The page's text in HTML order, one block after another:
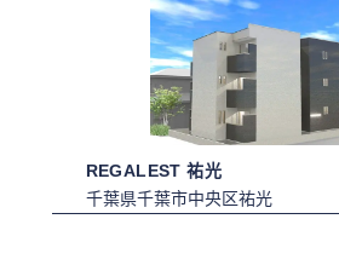
REGALEST 祐光
千葉県千葉市中央区祐光